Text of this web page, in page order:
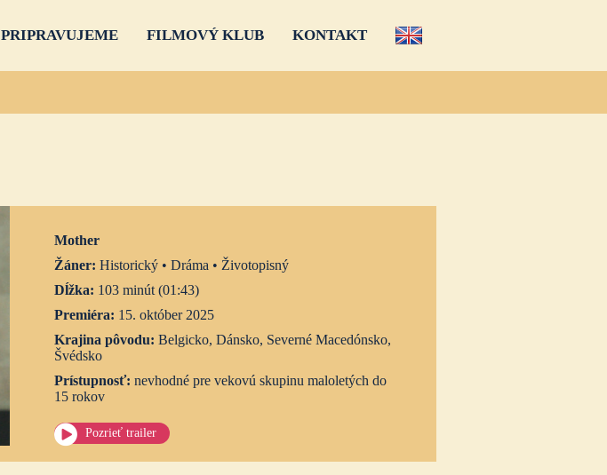
PRIPRAVUJEME FILMOVÝ KLUB KONTAKT
Mother
Žáner: Historický • Dráma • Životopisný
Dĺžka: 103 minút (01:43)
Premiéra: 15. október 2025
Krajina pôvodu: Belgicko, Dánsko, Severné Macedónsko,
Švédsko
Prístupnosť: nevhodné pre vekovú skupinu maloletých do
15 rokov
Pozrieť trailer